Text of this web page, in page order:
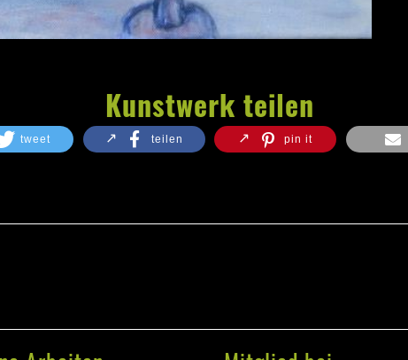
Kunstwerk teilen
tweet teilen pin it